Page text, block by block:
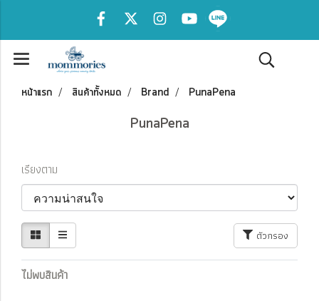
หน้าแรก สินค้าทั้งหมด Brand PunaPena
PunaPena
เรียงตาม
ตัวกรอง
ไม่พบสินค้า